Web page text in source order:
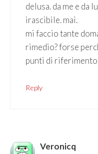
delusa. da me e da
irascibile. mai.
mi faccio tante
rimedio? forse
punti di riferimento
Reply
Veronicq